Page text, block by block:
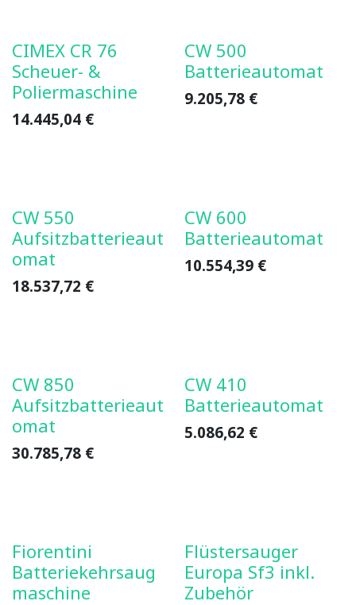
CIMEX CR 76
Scheuer- &
Poliermaschine
14.445,04 €
CW 500
Batterieautomat
9.205,78€
CW 550
Aufsitzbatterieaut
omat
18.537,72 €
CW 600
Batterieautomat
10.554,39€
CW 850
Aufsitzbatterieaut
omat
30.785,78 €
CW 410
Batterieautomat
5.086,62 €
Fiorentini
Batteriekehrsaug
maschine
Flüstersauger
Europa Sf3 inkl.
Zubehör